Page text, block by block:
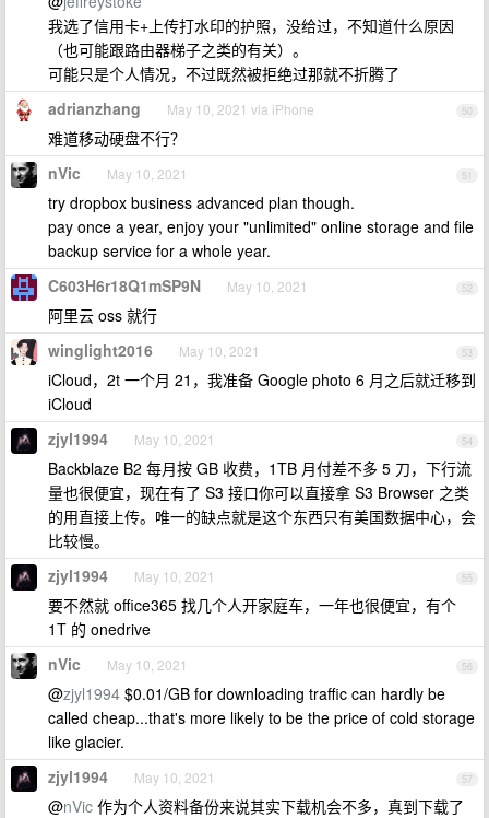
我选了信用卡+上传打水印的护照，没给过，不知道什么原因
（也可能跟路由器梯子之类的有关）。
可能只是个人情况，不过既然被拒绝过那就不折腾了
50
adrianzhang May 10, 2021 via iPhone
难道移动硬盘不行？
51
nVic May 10, 2021
try dropbox business advanced plan though.
pay once a year, enjoy your "unlimited" online storage and file
backup service for a whole year.
52
C603H6r18Q1mSP9N May 10, 2021
阿里云 oss 就行
53
winglight2016 May 10, 2021
iCloud，2t 一个月 21，我准备 Google photo 6 月之后就迁移到
iCloud
54
zjyl1994 May 10, 2021
Backblaze B2 每月按 GB 收费，1TB 月付差不多 5 刀，下行流
量也很便宜，现在有了 S3 接口你可以直接拿 S3 Browser 之类
的用直接上传。唯一的缺点就是这个东西只有美国数据中心，会
比较慢。
55
zjyl1994 May 10, 2021
要不然就 office365 找几个人开家庭车，一年也很便宜，有个
1T 的 onedrive
56
nVic May 10, 2021
@zjyl1994 $0.01/GB for downloading traffic can hardly be
called cheap...that's more likely to be the price of cold storage
like glacier.
57
zjyl1994 May 10, 2021
@nVic 作为个人资料备份来说其实下载机会不多，真到下载了